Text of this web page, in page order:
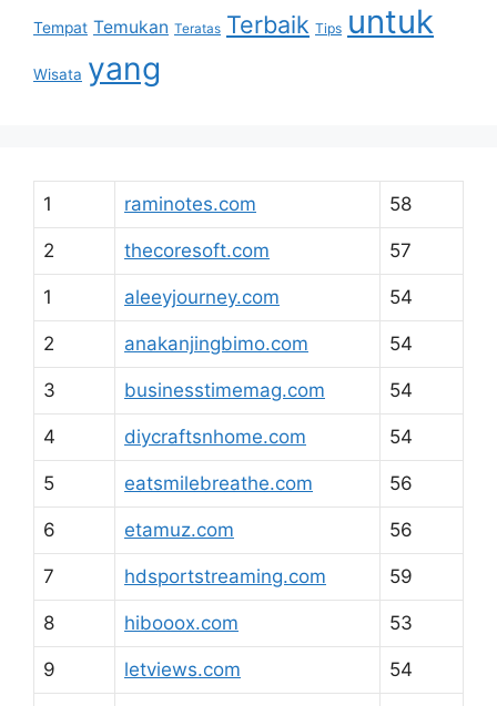
Tempat Temukan Teratas Terbaik Tips untuk
Wisata yang
1 raminotes.com 58
2 thecoresoft.com 57
1 aleeyjourney.com 54
2 anakanjingbimo.com 54
3 businesstimemag.com 54
4 diycraftsnhome.com 54
5 eatsmilebreathe.com 56
6 etamuz.com 56
7 hdsportstreaming.com 59
8 hibooox.com 53
9 letviews.com 54